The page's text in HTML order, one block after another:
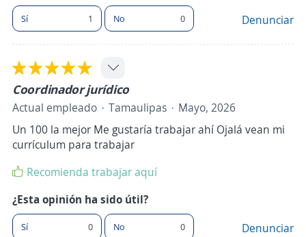
Sí 1 No 0 Denunciar
Coordinador jurídico
Actual empleado Tamaulipas
Mayo, 2026
Un 100 la mejor Me gustaría trabajar ahí Ojalá vean mi
currículum para trabajar
Recomienda trabajar aquí
¿Esta opinión ha sido útil?
Sí 0 No 0 Denunciar